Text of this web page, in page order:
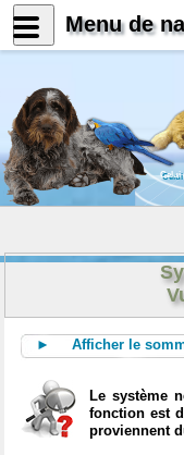
Celui
► Afficher le
Le système
fonction est
proviennent
Menu de